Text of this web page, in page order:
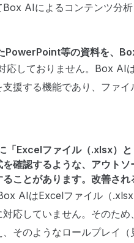
Box AIによるコンテンツ分
PowerPoint等の資料を、
応しておりません。Box AI
支援する機能であり、ファ
「Excelファイル（.xlsx）
確認するような、アウト
ることがあります。改善さ
AIはExcelファイル（
対応していません。そのた
、そのようなロールプレイ